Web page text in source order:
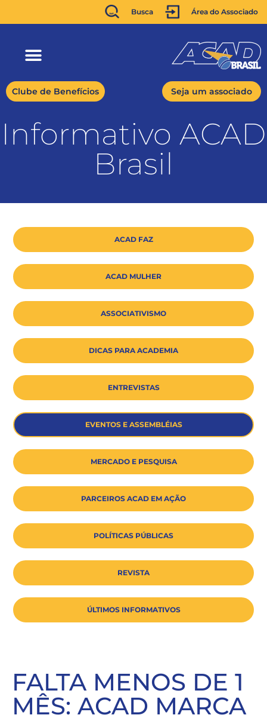
Busca Área do Associado
Clube de Benefícios Seja um associado
Informativo ACAD
Brasil
ACAD FAZ
ACAD MULHER
ASSOCIATIVISMO
DICAS PARA ACADEMIA
ENTREVISTAS
EVENTOS E ASSEMBLÉIAS
MERCADO E PESQUISA
PARCEIROS ACAD EM AÇÃO
POLÍTICAS PÚBLICAS
REVISTA
ÚLTIMOS INFORMATIVOS
FALTA MENOS DE 1
MÊS: ACAD MARCA